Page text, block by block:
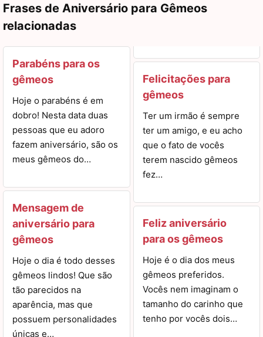
Frases de Aniversário para Gêmeos
relacionadas
Parabéns para os
gêmeos
Hoje o parabéns é em
dobro! Nesta data duas
pessoas que eu adoro
fazem aniversário, são os
meus gêmeos do…
Mensagem de
aniversário para
gêmeos
Hoje o dia é todo desses
gêmeos lindos! Que são
tão parecidos na
aparência, mas que
possuem personalidades
únicas e…
Felicitações para
gêmeos
Ter um irmão é sempre
ter um amigo, e eu acho
que o fato de vocês
terem nascido gêmeos
fez…
Feliz aniversário
para os gêmeos
Hoje é o dia dos meus
gêmeos preferidos.
Vocês nem imaginam o
tamanho do carinho que
tenho por vocês dois…